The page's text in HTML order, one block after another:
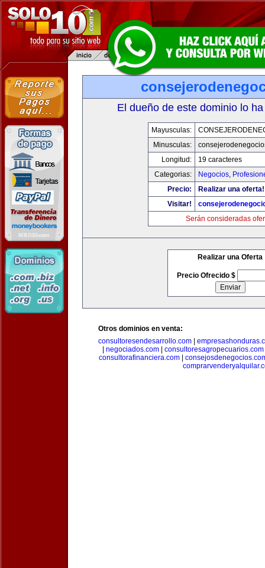
El dueño de este dominio lo
Mayusculas:
Minusculas:
Longitud:
19 caracteres
Categorias:
Negocios,
Precio:
Realizar una oferta!
Visitar!
Serán consideradas
Realizar una Oferta
Precio Ofrecido $
Otros dominios en venta:
consultoresendesarrollo.com
negociados.com consultoresagropecuarios.com
consultorafinanciera.com|